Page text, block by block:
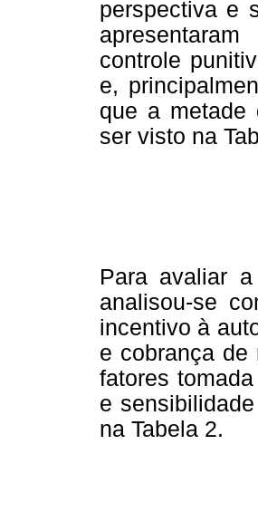
perspectiva e
controle
e,
que a metade
ser visto na
Para avaliar
analisou-se
incentivo à
e cobrança de
fatores
e
na Tabela 2.